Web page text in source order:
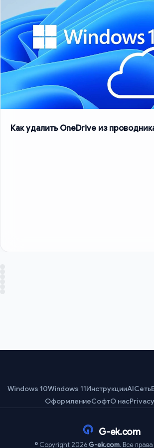
Как удалить OneDrive из
Windows 10Windows 11ИнструкцииAIСеть
ОформлениеСофтО нас
G-ek.com
© Copyright 2026G-ek.com. Все